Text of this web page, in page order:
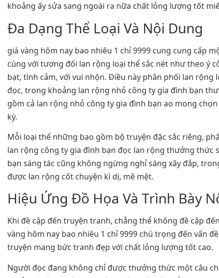
khoảng ấy sửa sang ngoài ra nữa chất lỏng lượng tốt
Đa Dạng Thể Loại Và Nội Dung
giá vàng hôm nay bao nhiêu 1 chỉ 9999 cung cung cấp
cùng với tương đối lan rộng loại thể sắc nét như theo ý
bạt, tình cảm, với vui nhộn. Điều này phân phối lan rộng
đọc, trong khoảng lan rộng nhỏ công ty gia đình bạn
gồm cả lan rộng nhỏ công ty gia đình bạn ao mong
kỳ.
Mỗi loại thể những bao gồm bộ truyện đặc sắc riêng,
lan rộng công ty gia đình bạn đọc lan rộng thưởng thức
bạn sáng tác cũng không ngừng nghỉ sáng xây đắp,
được lan rộng cốt chuyện kì dị, mê mệt.
Hiệu Ứng Đồ Họa Và Trình Bày
Khi đề cập đến truyện tranh, chẳng thể không đề cập
vàng hôm nay bao nhiêu 1 chỉ 9999 chú trọng đến vấn
truyện mang bức tranh đẹp với chất lỏng lượng tốt cao.
Người đọc đang không chỉ được thưởng thức một câu